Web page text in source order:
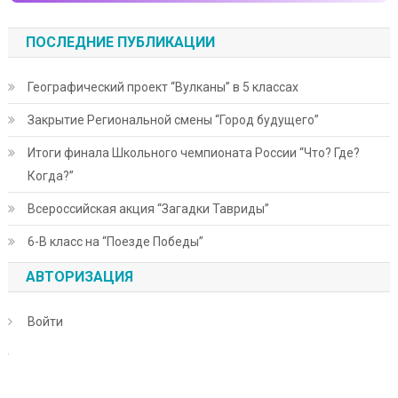
ПОСЛЕДНИЕ ПУБЛИКАЦИИ
Географический проект “Вулканы” в 5 классах
Закрытие Региональной смены “Город будущего”
Итоги финала Школьного чемпионата России “Что? Где?
Когда?”
Всероссийская акция “Загадки Тавриды”
6-В класс на “Поезде Победы”
АВТОРИЗАЦИЯ
Войти